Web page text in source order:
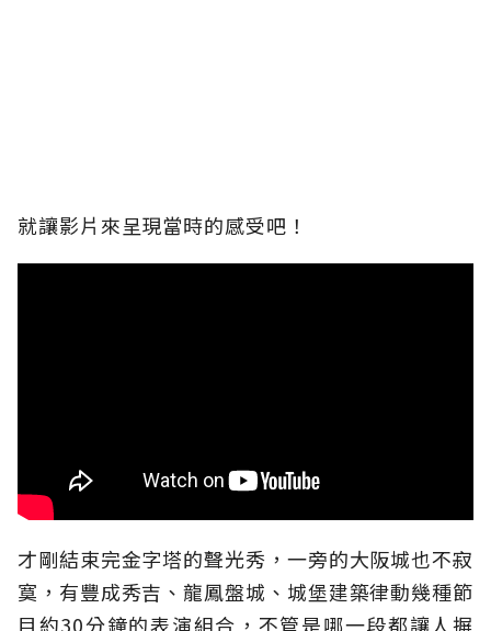
就讓影片來呈現當時的感受吧！
才剛結束完金字塔的聲光秀，一旁的大阪城也不寂
寞，有豐成秀吉、龍鳳盤城、城堡建築律動幾種節
目約30分鐘的表演組合，不管是哪一段都讓人摒